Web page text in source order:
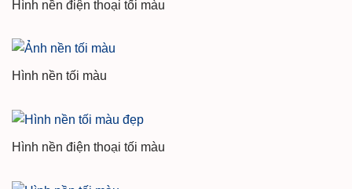
Hình nền điện thoại tối màu
Hình nền tối màu
Hình nền điện thoại tối màu